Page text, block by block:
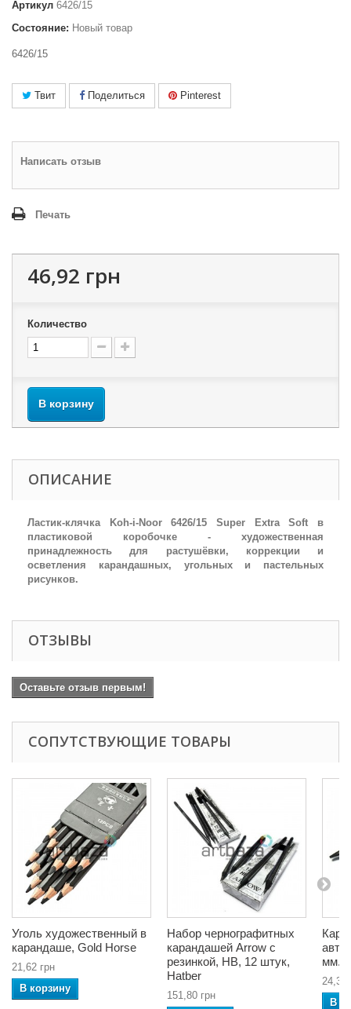
Артикул 6426/15
Состояние: Новый товар
6426/15
Твит Поделиться Pinterest
Написать отзыв
Печать
46,92 грн
Количество
В корзину
ОПИСАНИЕ
Ластик-клячка Koh-i-Noor 6426/15 Super Extra Soft в
пластиковой коробочке - художественная
принадлежность для растушёвки, коррекции и
осветления карандашных, угольных и пастельных
рисунков.
ОТЗЫВЫ
Оставьте отзыв первым!
СОПУТСТВУЮЩИЕ ТОВАРЫ
Уголь художественный в
карандаше, Gold Horse
21,62 грн
В корзину
Набор чернографитных
карандашей Arrow с
резинкой, HB, 12 штук,
Hatber
151,80 грн
мм.,
24,38
В